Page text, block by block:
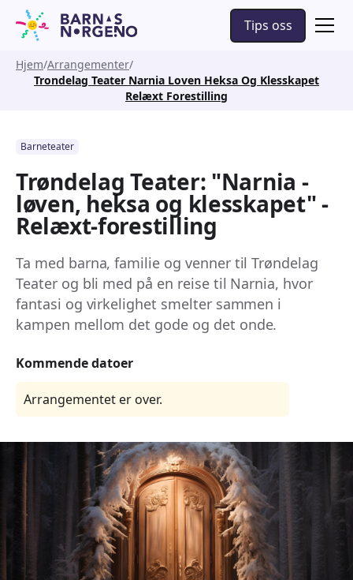
Tips oss
Hjem Arrangementer
Trondelag Teater Narnia Loven Heksa Og Klesskapet
Relæxt Forestilling
Barneteater
Trøndelag Teater: "Narnia -
løven, heksa og klesskapet" -
Relæxt-forestilling
Ta med barna, familie og venner til Trøndelag
Teater og bli med på en reise til Narnia, hvor
fantasi og virkelighet smelter sammen i
kampen mellom det gode og det onde.
Kommende datoer
Arrangementet er over.